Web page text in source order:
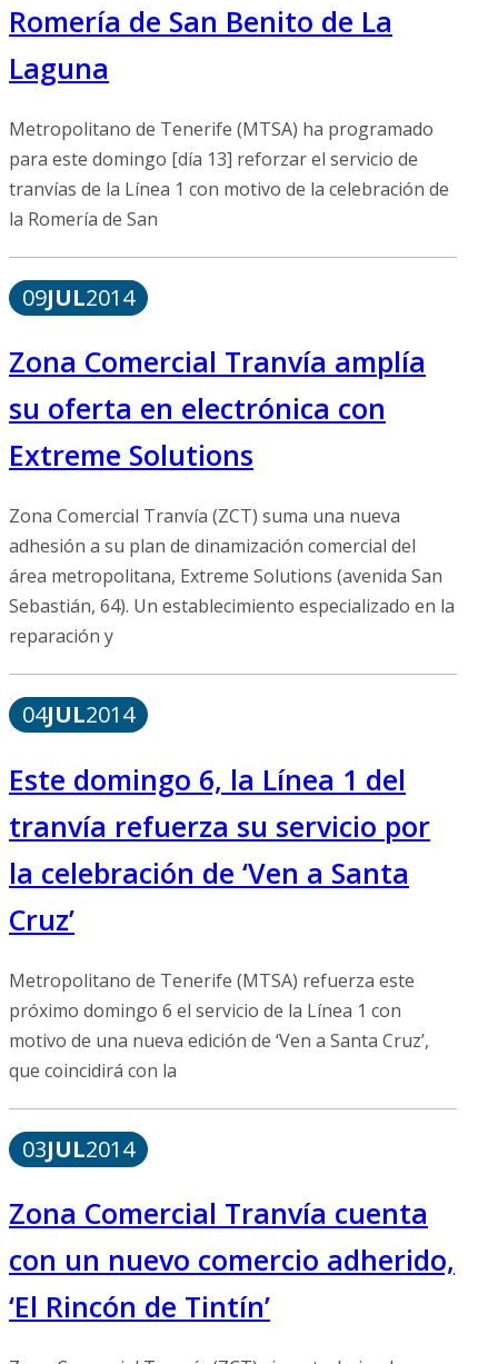
Romería de San Benito de La
Laguna
Metropolitano de Tenerife (MTSA) ha programado
para este domingo [día 13] reforzar el servicio de
tranvías de la Línea 1 con motivo de la celebración de
la Romería de San
09JUL2014
Zona Comercial Tranvía amplía
su oferta en electrónica con
Extreme Solutions
Zona Comercial Tranvía (ZCT) suma una nueva
adhesión a su plan de dinamización comercial del
área metropolitana, Extreme Solutions (avenida San
Sebastián, 64). Un establecimiento especializado en la
reparación y
04JUL2014
Este domingo 6, la Línea 1 del
tranvía refuerza su servicio por
la celebración de ‘Ven a Santa
Cruz’
Metropolitano de Tenerife (MTSA) refuerza este
próximo domingo 6 el servicio de la Línea 1 con
motivo de una nueva edición de ‘Ven a Santa Cruz’,
que coincidirá con la
03JUL2014
Zona Comercial Tranvía cuenta
con un nuevo comercio adherido,
‘El Rincón de Tintín’